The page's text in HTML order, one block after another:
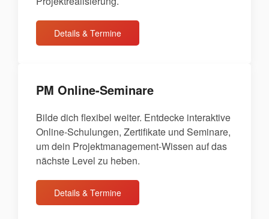
Details & Termine
PM Online-Seminare
Bilde dich flexibel weiter. Entdecke interaktive
Online-Schulungen, Zertifikate und Seminare,
um dein Projektmanagement-Wissen auf das
nächste Level zu heben.
Details & Termine